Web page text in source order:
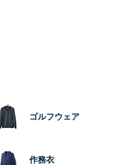
ゴルフウェア
作務衣